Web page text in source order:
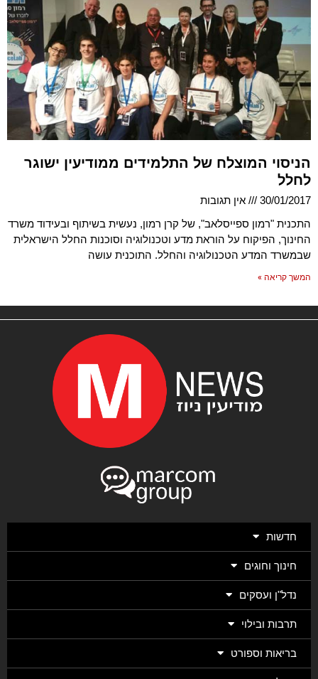
הניסוי המוצלח של התלמידים ממודיעין ישוגר
לחלל
30/01/2017
אין תגובות
התכנית "רמון ספייסלאב", של קרן רמון, נעשית בשיתוף ובעידוד משרד
החינוך, הפיקוח על הוראת מדע וטכנולוגיה וסוכנות החלל הישראלית
שבמשרד המדע הטכנולוגיה והחלל. התוכנית עושה
המשך קריאה »
חדשות
חינוך וחוגים
נדל"ן ועסקים
תרבות ובילוי
בריאות וספורט